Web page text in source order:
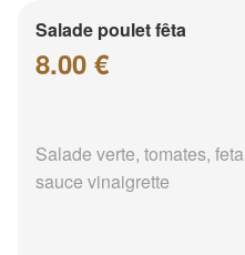
Salade poulet fêta
8.00 €
Salade verte, tomates,
sauce vinaigrette